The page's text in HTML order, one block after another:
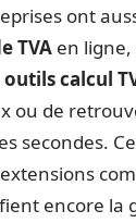
ont
TVA en
outils calcul
ou de
secondes.
encore la